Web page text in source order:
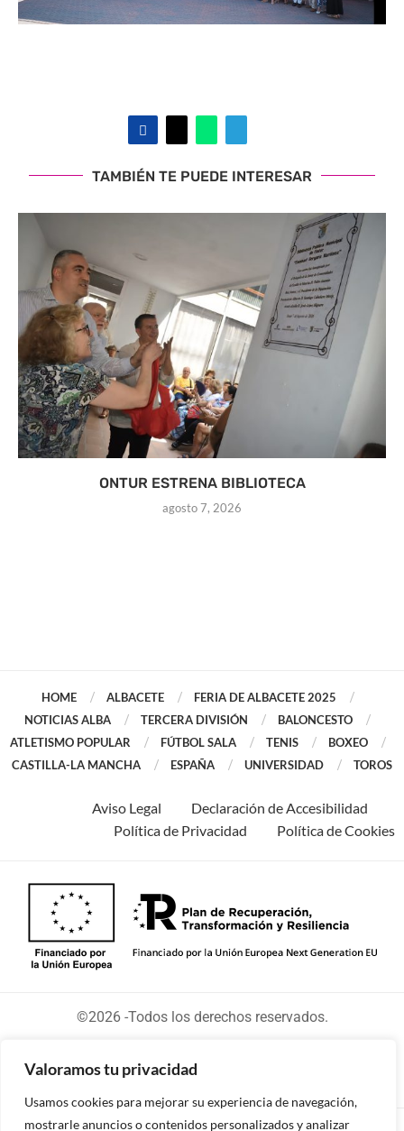
Valoramos tu privacidad
Usamos cookies para mejorar su experiencia de navegación,
mostrarle anuncios o contenidos personalizados y analizar
TAMBIÉN TE PUEDE INTERESAR
ONTUR ESTRENA BIBLIOTECA
agosto 7, 2026
HOME ALBACETE
FERIA DE ALBACETE 2025
NOTICIAS ALBA
TERCERA DIVISIÓN
BALONCESTO
ATLETISMO POPULAR
FÚTBOL SALA TENIS
BOXEO
CASTILLA-LA MANCHA
ESPAÑA UNIVERSIDAD TOROS
Aviso Legal
Declaración de Accesibilidad
Política de Privacidad
Política de Cookies
©2026 -Todos los derechos reservados.